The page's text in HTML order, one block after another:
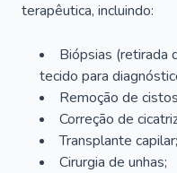
terapêutica, incluindo:
Biópsias (retirada
tecido para
Remoção de
Correção de
Transplante capilar;
Cirurgia de unhas;